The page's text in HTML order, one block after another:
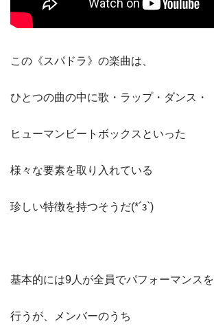
この《スパドラ》の楽曲は、
ひとつの曲の中に歌・ラップ・ダンス・
ヒューマンビートボックスといった
様々な要素を取り入れている
珍しい特徴を持つそうだ(*´з`)
基本的には9人が全員でパフォーマンスを
行うが、メンバーのうち